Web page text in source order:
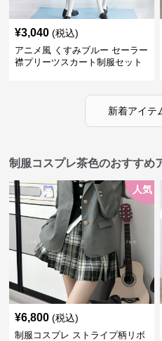
¥3,040 (税込)
アニメ風 くすみブルー セーラー
襟プリーツスカート制服セット
新着アイテ
制服コスプレ茶色のおすすめ
人気
¥6,800 (税込)
制服コスプレ ストライプ柄リボ